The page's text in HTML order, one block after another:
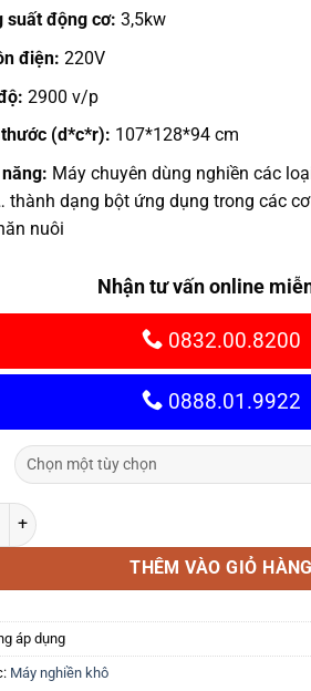
suất động cơ: 3,5kw
điện: 220V
2900 v/p
thước (d*c*r): 107*128*94 cm
Máy chuyên dùng nghiền các
thành dạng bột ứng dụng trong các
nuôi
Nhận tư vấn online
0832.00.8200
0888.01.9922
thức ăn chăn nuôi Bi24 số lượng
THÊM VÀO GIỎ HÀNG
áp dụng
Máy nghiền khô